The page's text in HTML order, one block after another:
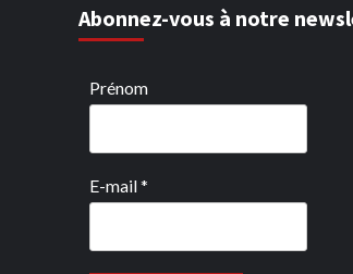
Abonnez-vous à notre
Prénom
E-mail*